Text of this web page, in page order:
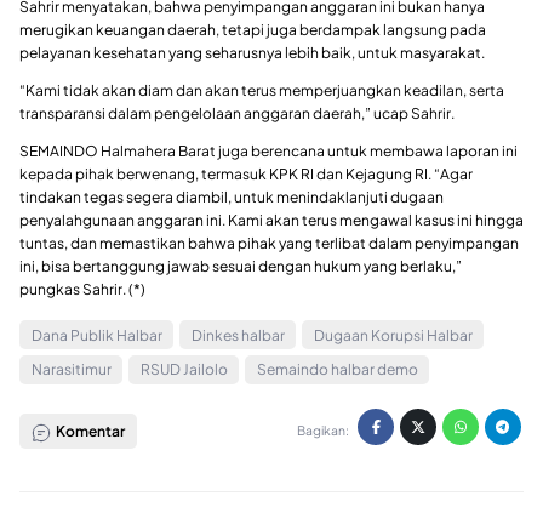
Sahrir menyatakan, bahwa penyimpangan anggaran ini bukan hanya
merugikan keuangan daerah, tetapi juga berdampak langsung pada
pelayanan kesehatan yang seharusnya lebih baik, untuk masyarakat.
“Kami tidak akan diam dan akan terus memperjuangkan keadilan, serta
transparansi dalam pengelolaan anggaran daerah,” ucap Sahrir.
SEMAINDO Halmahera Barat juga berencana untuk membawa laporan ini
kepada pihak berwenang, termasuk KPK RI dan Kejagung RI. “Agar
tindakan tegas segera diambil, untuk menindaklanjuti dugaan
penyalahgunaan anggaran ini. Kami akan terus mengawal kasus ini hingga
tuntas, dan memastikan bahwa pihak yang terlibat dalam penyimpangan
ini, bisa bertanggung jawab sesuai dengan hukum yang berlaku,”
pungkas Sahrir. (*)
Dana Publik Halbar Dinkes halbar
Dugaan Korupsi Halbar
Narasitimur
RSUD Jailolo Semaindo halbar demo
Komentar Bagikan: